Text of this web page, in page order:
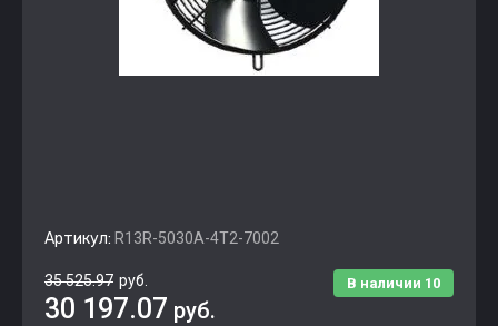
Артикул: R13R-5030A-4T2-7002
В наличии 10
35 525.97 руб.
30 197.07 руб.